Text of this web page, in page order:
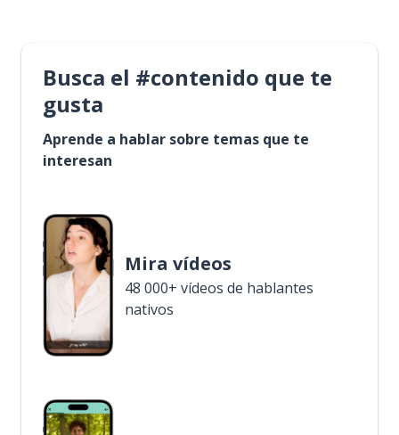
Busca el #contenido que te
gusta
Aprende a hablar sobre temas que te
interesan
Mira vídeos
48 000+ vídeos de hablantes
nativos